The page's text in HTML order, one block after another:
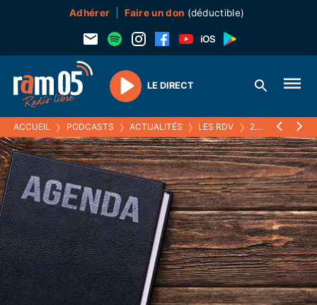
Adhérer Faire un don (déductible)
Play
LE DIRECT
ACCUEIL ❯ PODCASTS ❯ ACTUALITÉS ❯ LES RDV ❯ 25 JUIN 2022